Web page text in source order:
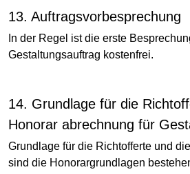
13. Auftragsvorbesprechung
In der Regel ist die erste
Gestaltungsauftrag kostenfrei.
14. Grundlage für die
Honorar abrechnung für
Grundlage für die Richtofferte und
sind die Honorargrundlagen